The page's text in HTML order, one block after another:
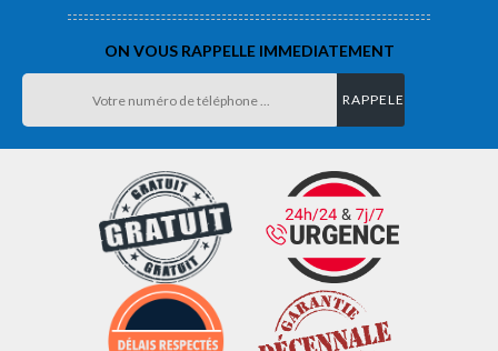
ON VOUS RAPPELLE IMMEDIATEMENT